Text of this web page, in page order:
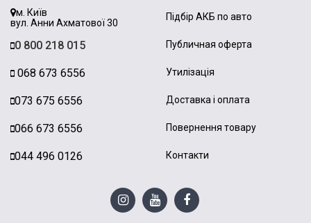
м. Київ
вул. Анни Ахматової 30
0 800 218 015
068 673 6556
073 675 6556
066 673 6556
044 496 0126
Підбір АКБ по авто
Публичная оферта
Утилізація
Доставка і оплата
Повернення товару
Контакти